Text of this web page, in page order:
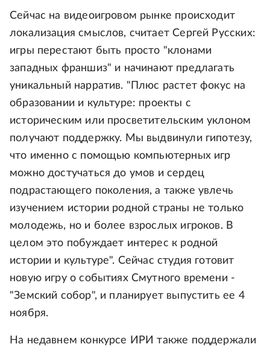
Сейчас на видеоигровом рынке происходит
локализация смыслов, считает Сергей Русских:
игры перестают быть просто "клонами
западных франшиз" и начинают предлагать
уникальный нарратив. "Плюс растет фокус на
образовании и культуре: проекты с
историческим или просветительским уклоном
получают поддержку. Мы выдвинули гипотезу,
что именно с помощью компьютерных игр
можно достучаться до умов и сердец
подрастающего поколения, а также увлечь
изучением истории родной страны не только
молодежь, но и более взрослых игроков. В
целом это побуждает интерес к родной
истории и культуре". Сейчас студия готовит
новую игру о событиях Смутного времени -
"Земский собор", и планирует выпустить ее 4
ноября.
На недавнем конкурсе ИРИ также поддержали